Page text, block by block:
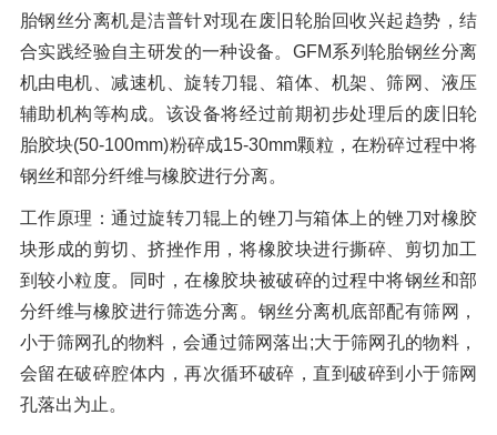
胎钢丝分离机是洁普针对现在废旧轮胎回收兴起趋势，结
合实践经验自主研发的一种设备。GFM系列轮胎钢丝分离
机由电机、减速机、旋转刀辊、箱体、机架、筛网、液压
辅助机构等构成。该设备将经过前期初步处理后的废旧轮
胎胶块(50-100mm)粉碎成15-30mm颗粒，在粉碎过程中将
钢丝和部分纤维与橡胶进行分离。
工作原理：通过旋转刀辊上的锉刀与箱体上的锉刀对橡胶
块形成的剪切、挤挫作用，将橡胶块进行撕碎、剪切加工
到较小粒度。同时，在橡胶块被破碎的过程中将钢丝和部
分纤维与橡胶进行筛选分离。钢丝分离机底部配有筛网，
小于筛网孔的物料，会通过筛网落出;大于筛网孔的物料，
会留在破碎腔体内，再次循环破碎，直到破碎到小于筛网
孔落出为止。